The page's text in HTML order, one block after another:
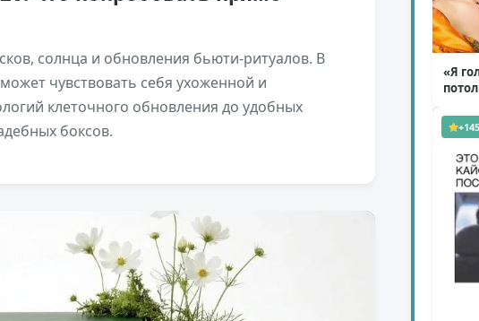
солнца и обновления бьюти-ритуалов. В
чувствовать себя ухоженной и
клеточного обновления до удобных
боксов.
«Я
( 11+145